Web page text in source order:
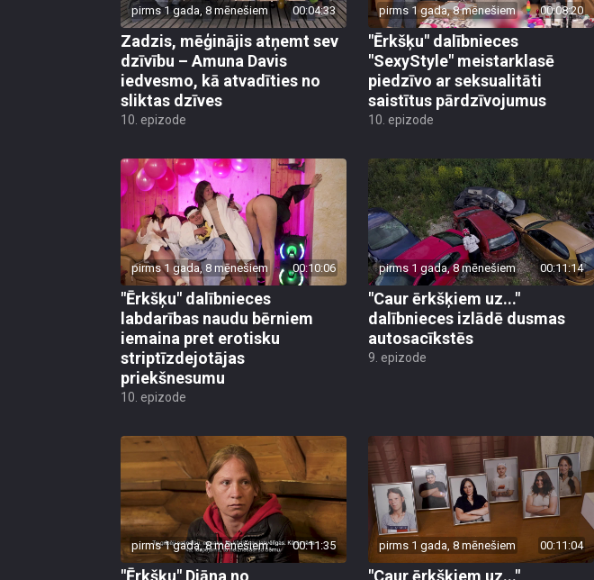
pirms 1 gada, 8 mēnešiem 00:04:33
Zadzis, mēģinājis atņemt sev
dzīvību – Amuna Davis
iedvesmo, kā atvadīties no
sliktas dzīves
10. epizode
pirms 1 gada, 8 mēnešiem 00:08:20
"Ērkšķu" dalībnieces
"SexyStyle" meistarklasē
piedzīvo ar seksualitāti
saistītus pārdzīvojumus
10. epizode
pirms 1 gada, 8 mēnešiem 00:10:06
"Ērkšķu" dalībnieces
labdarības naudu bērniem
iemaina pret erotisku
striptīzdejotājas
priekšnesumu
10. epizode
pirms 1 gada, 8 mēnešiem 00:11:14
"Caur ērkšķiem uz..."
dalībnieces izlādē dusmas
autosacīkstēs
9. epizode
pirms 1 gada, 8 mēnešiem 00:11:35
"Ērkšķu" Diāna no
pirms 1 gada, 8 mēnešiem 00:11:04
"Caur ērkšķiem uz..."